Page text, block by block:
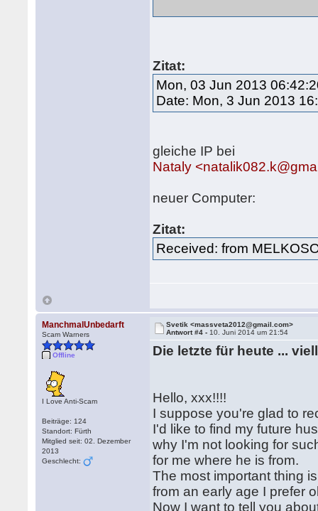
Zitat:
Mon, 03 Jun 2013
Date: Mon, 3 Jun 2013
gleiche IP bei
Nataly
neuer Computer:
Zitat:
Received: from
ManchmalUnbedarft
Scam Warners
Offline
I Love Anti-Scam
Beiträge: 124
Standort: Fürth
Mitglied seit: 02. Dezember
2013
Geschlecht:
Svetik <massveta2012@gmail.com>
Antwort #4 - 10. Juni 2014 um 21:54
Die letzte für heute ...
Hello, xxx!!!!
I suppose you're glad to
I'd like to find my future
why I'm not looking for
for me where he is from.
The most important thing
from an early age I prefer
Now I want to tell you